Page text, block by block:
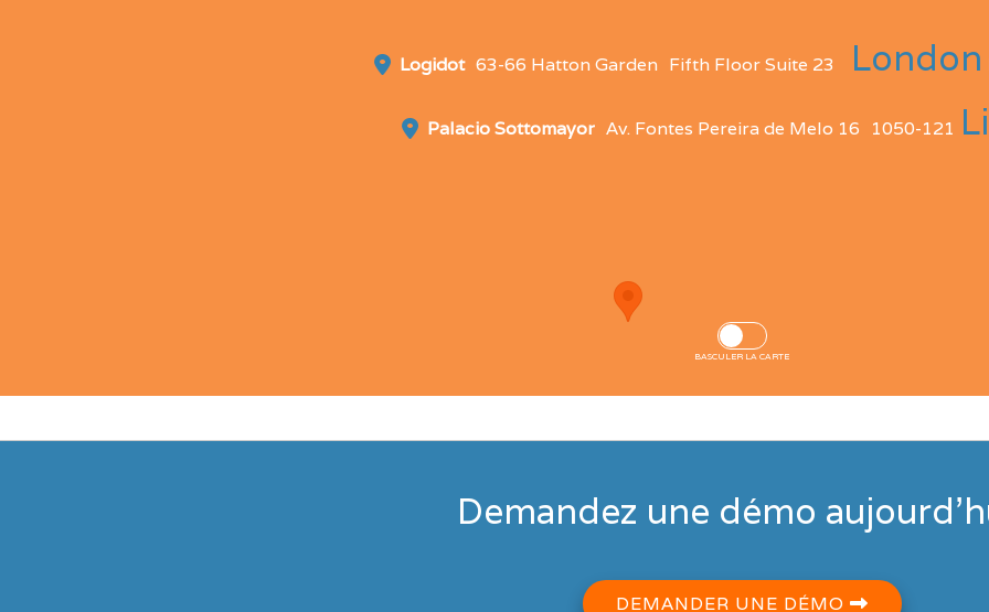
Logidot 63-66 Hatton Garden Fifth Floor Suite 23 London
Palacio Sottomayor Av. Fontes Pereira de Melo 16 1050-121
BASCULER LA CARTE
Demandez une démo
DEMANDER UNE DÉMO